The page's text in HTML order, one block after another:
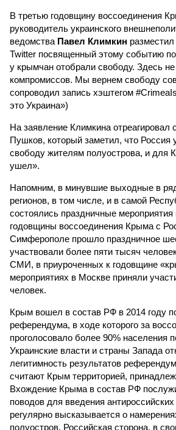
В третью годовщину воссоединения
руководитель украинского
ведомства Павел Климкин
Twitter посвященный этому событию
у крымчан отобрали свободу. Здесь
компромиссов. Мы вернем свободу
сопроводил запись хэштегом
это Украина»)
На заявление Климкина отреагировал
Пушков, который заметил, что Россия
свободу жителям полуострова, и для
ушел».
Напомним, в минувшие выходные в
регионов, в том числе, и в самой
состоялись праздничные
годовщины воссоединения Крыма с
Симферополе прошло праздничное
участвовали более пяти тысяч
СМИ, в приуроченных к годовщине
мероприятиях в Москве приняли
человек.
Крым вошел в состав РФ в 2014 году
референдума, в ходе которого за
проголосовало более 90% населения
Украинские власти и страны Запада
легитимность результатов
считают Крым территорией,
Вхождение Крыма в состав РФ
поводов для введения
регулярно высказывается о
полуостров. Российская сторона, в